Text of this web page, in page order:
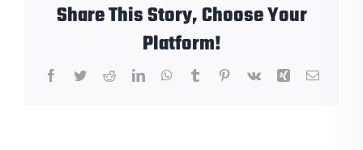
ipsum
Share This Story, Choose Your
Platform!
Facebook
TwitterRedditLinkedInWhatsApp
TumblrPinterest
Vk Xing E-